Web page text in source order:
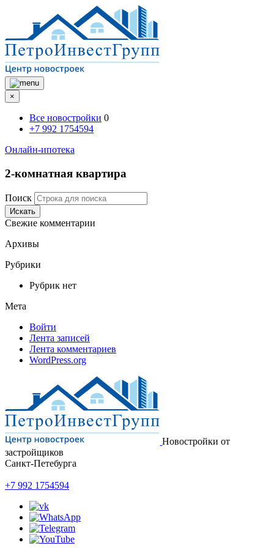
×
Все новостройки 0
+7 992 1754594
Онлайн-ипотека
2-комнатная квартира
Поиск
Искать
Свежие комментарии
Архивы
Рубрики
Рубрик нет
Мета
Войти
Лента записей
Лента комментариев
WordPress.org
Новостройки от
застройщиков
Санкт-Петебурга
+7 992 1754594